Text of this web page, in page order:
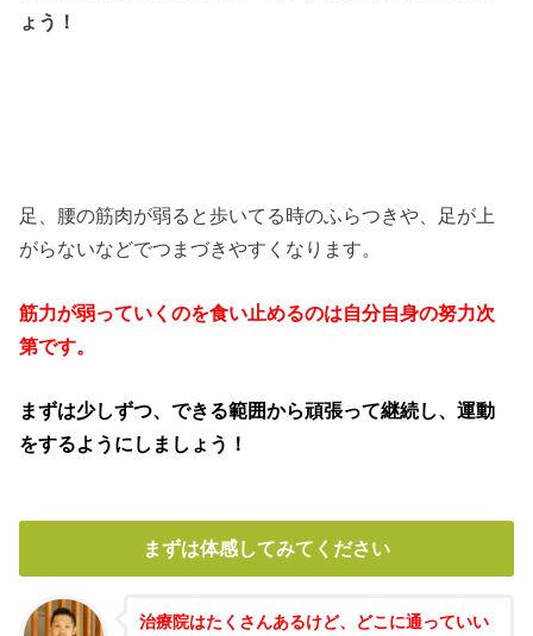
ょう！
足、腰の筋肉が弱ると歩いてる時のふらつきや、足が上
がらないなどでつまづきやすくなります。
筋力が弱っていくのを食い止めるのは自分自身の努力次
第です。
まずは少しずつ、できる範囲から頑張って継続し、運動
をするようにしましょう！
まずは体感してみてください
治療院はたくさんあるけど、どこに通っていい